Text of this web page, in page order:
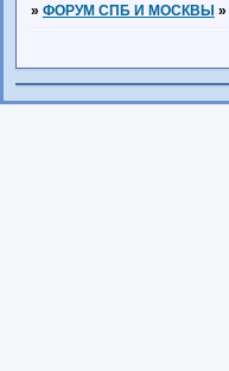
» ФОРУМ СПБ И МОСКВЫ »